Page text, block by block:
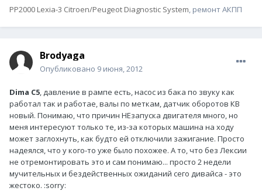
PP2000 Lexia-3 Citroen/Peugeot Diagnostic System, ремонт АКПП
Brodyaga
Опубликовано 9 июня, 2012
Dima C5, давление в рампе есть, насос из бака по звуку как
работал так и работае, валы по меткам, датчик оборотов КВ
новый. Понимаю, что причин НЕзапуска двигателя много, но
меня интересуют только те, из-за которых машина на ходу
может заглохнуть, как будто ей отключили зажигание. Просто
надеялся, что у кого-то уже было похожее. А то, что без Лексии
не отремонтировать это и сам понимаю... просто 2 недели
мучительных и бездейственных ожиданий сего дивайса - это
жестоко. :sorry: